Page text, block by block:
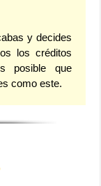
y decides
los créditos
posible que
como este.